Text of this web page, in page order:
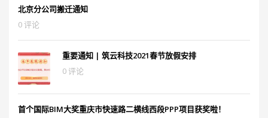
北京分公司搬迁通知
0 评论
重要通知 | 筑云科技2021春节放假安排
0 评论
首个国际BIM大奖重庆市快速路二横线西段PPP项目获奖啦！